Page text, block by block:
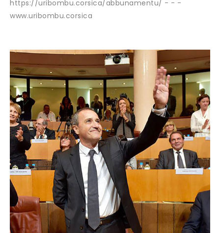
https://uribombu.corsica/abbunamentu/ - - -
www.uribombu.corsica